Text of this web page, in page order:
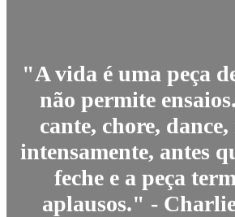
"A vida é uma peça
não permite
cante, chore,
intensamente, antes
feche e a peça
aplausos." -